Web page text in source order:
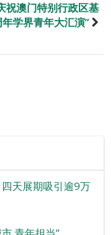
祝澳门特别行政区基
学界青年大汇演”
天展期吸引逾9万